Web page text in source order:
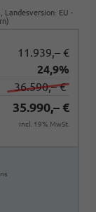
, Landesversion: EU -
11.939,– €
24,9%
36.590,– €
35.990,– €
incl. 19% MwSt.